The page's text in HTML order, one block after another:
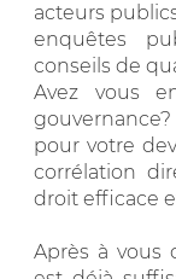
acteurs
enquêtes
conseils de
Avez vous
pour votre
corrélation
droit efficace
Après à vous